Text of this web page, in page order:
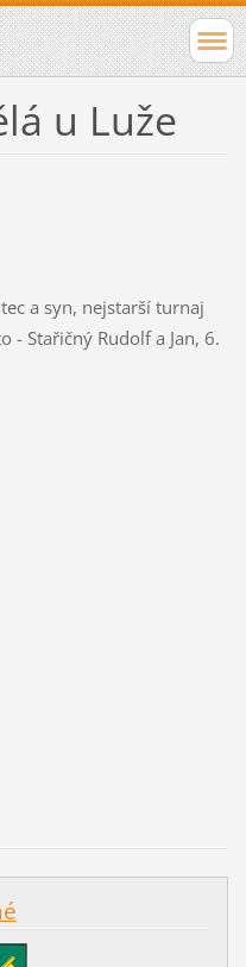
u Luže
a syn, nejstarší turnaj
Stařičný Rudolf a Jan, 6.